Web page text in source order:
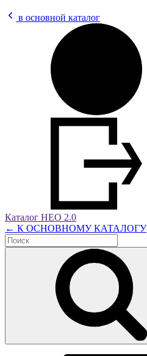
в основной каталог
Каталог НЕО 2.0
← К ОСНОВНОМУ КАТАЛОГУ